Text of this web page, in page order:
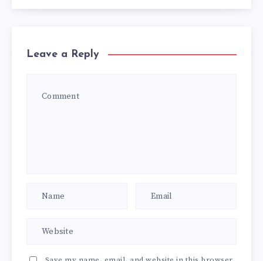
Leave a Reply